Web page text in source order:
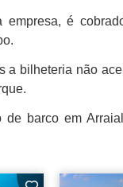
empresa, é
a bilheteria não
de barco em